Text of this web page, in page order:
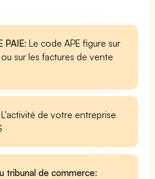
PAIE: Le code APE figure sur
sur les factures de vente
L'activité de votre entreprise
tribunal de commerce: